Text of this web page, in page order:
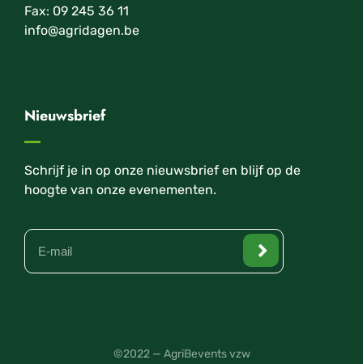
Fax: 09 245 36 11
info@agridagen.be
Nieuwsbrief
Schrijf je in op onze nieuwsbrief en blijf op de
hoogte van onze evenementen.
©2022 — AgriBevents vzw